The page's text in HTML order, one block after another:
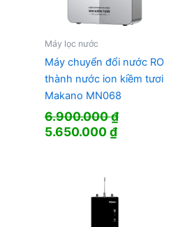
Máy lọc nước
Máy chuyển đổi nước RO
thành nước ion kiềm tươi
Makano MN068
6.900.000₫
Giá
6.900.000 ₫.
5.650.000₫Giá